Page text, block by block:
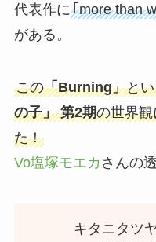
代表作に｢more than
がある。
この「Burning」と
の子」 第2期の世界
た！
Vo塩塚モエカ さんの
キタニタツ